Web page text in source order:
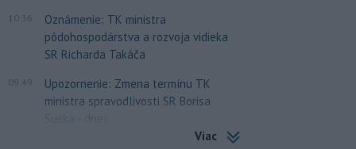
10:36
Oznámenie: TK ministra
pôdohospodárstva a rozvoja vidieka
SR Richarda Takáča
09:49
Upozornenie: Zmena termínu TK
ministra spravodlivosti SR Borisa
Suska - dnes
Viac